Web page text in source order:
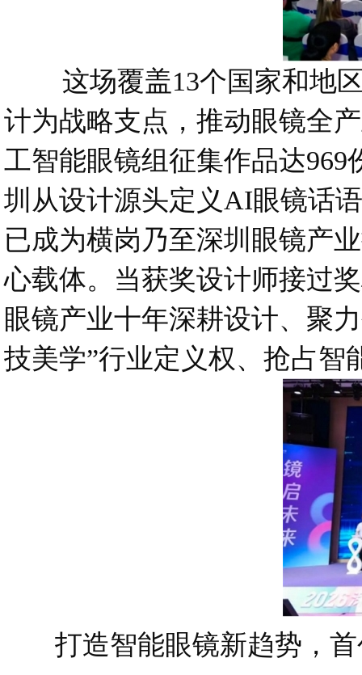
这场覆盖13个国家和地区
计为战略支点，推动眼镜全
工智能眼镜组征集作品达969
圳从设计源头定义AI眼镜话
已成为横岗乃至深圳眼镜产
心载体。当获奖设计师接过
眼镜产业十年深耕设计、聚
技美学”行业定义权、抢占智
打造智能眼镜新趋势，首